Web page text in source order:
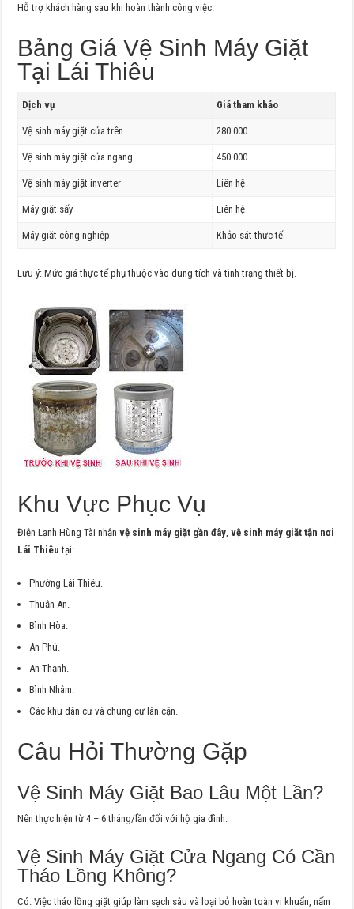
Hỗ trợ khách hàng sau khi hoàn thành công việc.
Bảng Giá Vệ Sinh Máy Giặt
Tại Lái Thiêu
Dịch vụ Giá tham khảo
Vệ sinh máy giặt cửa trên 280.000
Vệ sinh máy giặt cửa ngang 450.000
Vệ sinh máy giặt inverter Liên hệ
Máy giặt sấy Liên hệ
Máy giặt công nghiệp Khảo sát thực tế
Lưu ý: Mức giá thực tế phụ thuộc vào dung tích và tình trạng thiết bị.
Khu Vực Phục Vụ
Điện Lạnh Hùng Tài nhậnvệ sinh máy giặt gần đây ,vệ sinh máy giặt tận nơi
Lái Thiêu tại:
Phường Lái Thiêu.
Thuận An.
Bình Hòa.
An Phú.
An Thạnh.
Bình Nhâm.
Các khu dân cư và chung cư lân cận.
Câu Hỏi Thường Gặp
Vệ Sinh Máy Giặt Bao Lâu Một Lần?
Nên thực hiện từ 4 – 6 tháng/lần đối với hộ gia đình.
Vệ Sinh Máy Giặt Cửa Ngang Có Cần
Tháo Lồng Không?
Có. Việc tháo lồng giặt giúp làm sạch sâu và loại bỏ hoàn toàn vi khuẩn, nấm